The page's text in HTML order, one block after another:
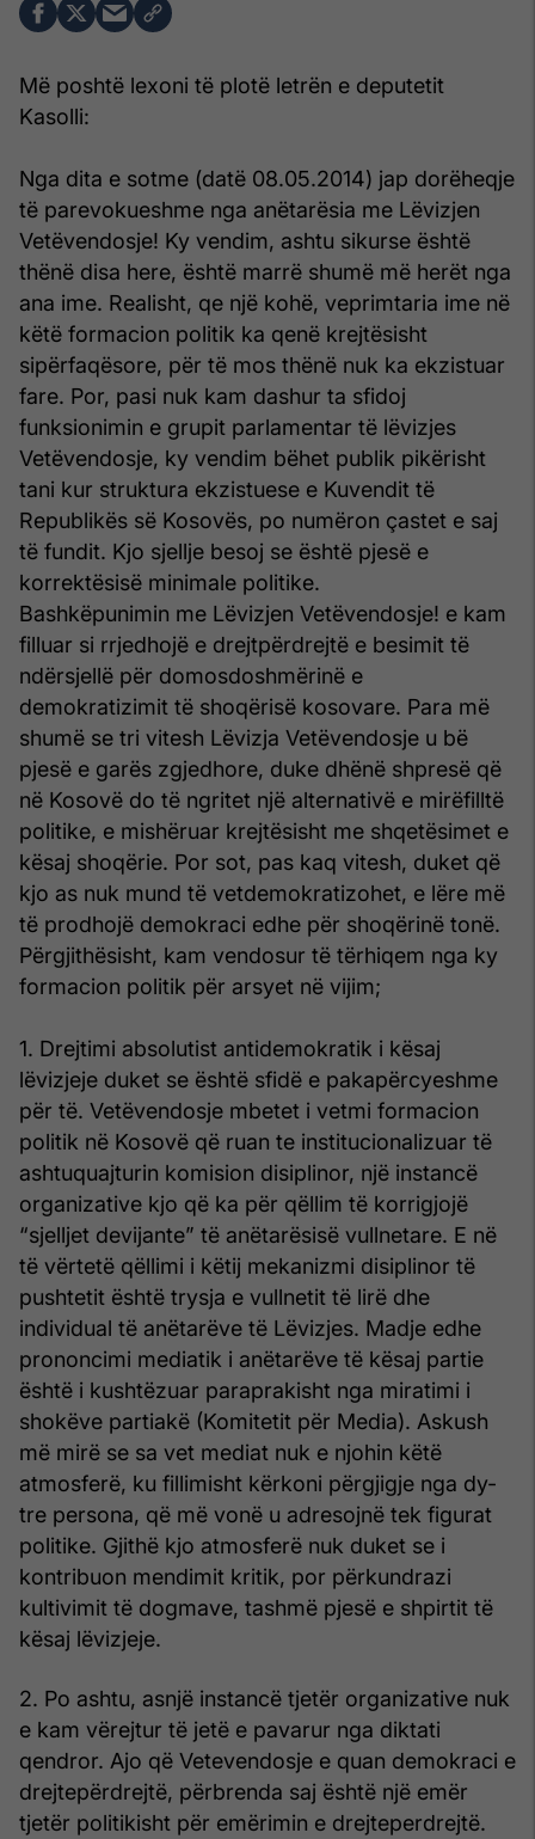
Më poshtë lexoni të plotë letrën e deputetit
Kasolli:
Nga dita e sotme (datë 08.05.2014) jap dorëheqje
të parevokueshme nga anëtarësia me Lëvizjen
Vetëvendosje! Ky vendim, ashtu sikurse është
thënë disa here, është marrë shumë më herët nga
ana ime. Realisht, qe një kohë, veprimtaria ime në
këtë formacion politik ka qenë krejtësisht
sipërfaqësore, për të mos thënë nuk ka ekzistuar
fare. Por, pasi nuk kam dashur ta sfidoj
funksionimin e grupit parlamentar të lëvizjes
Vetëvendosje, ky vendim bëhet publik pikërisht
tani kur struktura ekzistuese e Kuvendit të
Republikës së Kosovës, po numëron çastet e saj
të fundit. Kjo sjellje besoj se është pjesë e
korrektësisë minimale politike.
Bashkëpunimin me Lëvizjen Vetëvendosje! e kam
filluar si rrjedhojë e drejtpërdrejtë e besimit të
ndërsjellë për domosdoshmërinë e
demokratizimit të shoqërisë kosovare. Para më
shumë se tri vitesh Lëvizja Vetëvendosje u bë
pjesë e garës zgjedhore, duke dhënë shpresë që
në Kosovë do të ngritet një alternativë e mirëfilltë
politike, e mishëruar krejtësisht me shqetësimet e
kësaj shoqërie. Por sot, pas kaq vitesh, duket që
kjo as nuk mund të vetdemokratizohet, e lëre më
të prodhojë demokraci edhe për shoqërinë tonë.
Përgjithësisht, kam vendosur të tërhiqem nga ky
formacion politik për arsyet në vijim;
1. Drejtimi absolutist antidemokratik i kësaj
lëvizjeje duket se është sfidë e pakapërcyeshme
për të. Vetëvendosje mbetet i vetmi formacion
politik në Kosovë që ruan te institucionalizuar të
ashtuquajturin komision disiplinor, një instancë
organizative kjo që ka për qëllim të korrigjojë
“sjelljet devijante” të anëtarësisë vullnetare. E në
të vërtetë qëllimi i këtij mekanizmi disiplinor të
pushtetit është trysja e vullnetit të lirë dhe
individual të anëtarëve të Lëvizjes. Madje edhe
prononcimi mediatik i anëtarëve të kësaj partie
është i kushtëzuar paraprakisht nga miratimi i
shokëve partiakë (Komitetit për Media). Askush
më mirë se sa vet mediat nuk e njohin këtë
atmosferë, ku fillimisht kërkoni përgjigje nga dy-
tre persona, që më vonë u adresojnë tek figurat
politike. Gjithë kjo atmosferë nuk duket se i
kontribuon mendimit kritik, por përkundrazi
kultivimit të dogmave, tashmë pjesë e shpirtit të
kësaj lëvizjeje.
2. Po ashtu, asnjë instancë tjetër organizative nuk
e kam vërejtur të jetë e pavarur nga diktati
qendror. Ajo që Vetevendosje e quan demokraci e
drejtepërdrejtë, përbrenda saj është një emër
tjetër politikisht për emërimin e drejteperdrejtë.